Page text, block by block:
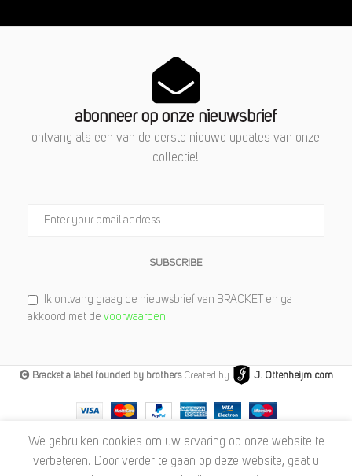
abonneer op onze nieuwsbrief
ontvang als een van de eerste nieuwe updates van onze
collectie!
SUBSCRIBE
Ik ontvang graag de nieuwsbrief van BRACKET en ga
akkoord met de voorwaarden
Bracket a label founded by brothersCreated by J. Ottenheijm.com
We gebruiken cookies om uw ervaring op onze website te
verbeteren. Door verder te gaan op deze website, gaat u
BRACKET Supima® Cotton Knitted
SELECT